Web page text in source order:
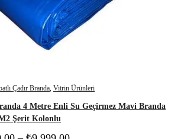
Çadır Branda, Vitrin Ürünleri
4 Metre Enli Su Geçirmez Mavi Branda
Şerit Kolonlu
Fiyat